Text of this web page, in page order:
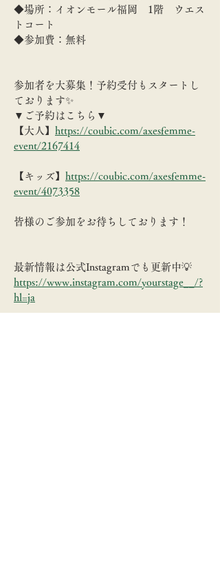
◆場所：イオンモール福岡　1階　ウエス
トコート
◆参加費：無料
参加者を大募集！予約受付もスタートし
ております✨
▼ご予約はこちら▼
【大人】 https://coubic.com/axesfemme-
event/2167414
【キッズ】 https://coubic.com/axesfemme-
event/4073358
皆様のご参加をお待ちしております！
最新情報は公式Instagramでも更新中💡
https://www.instagram.com/yourstage__/?
hl=ja